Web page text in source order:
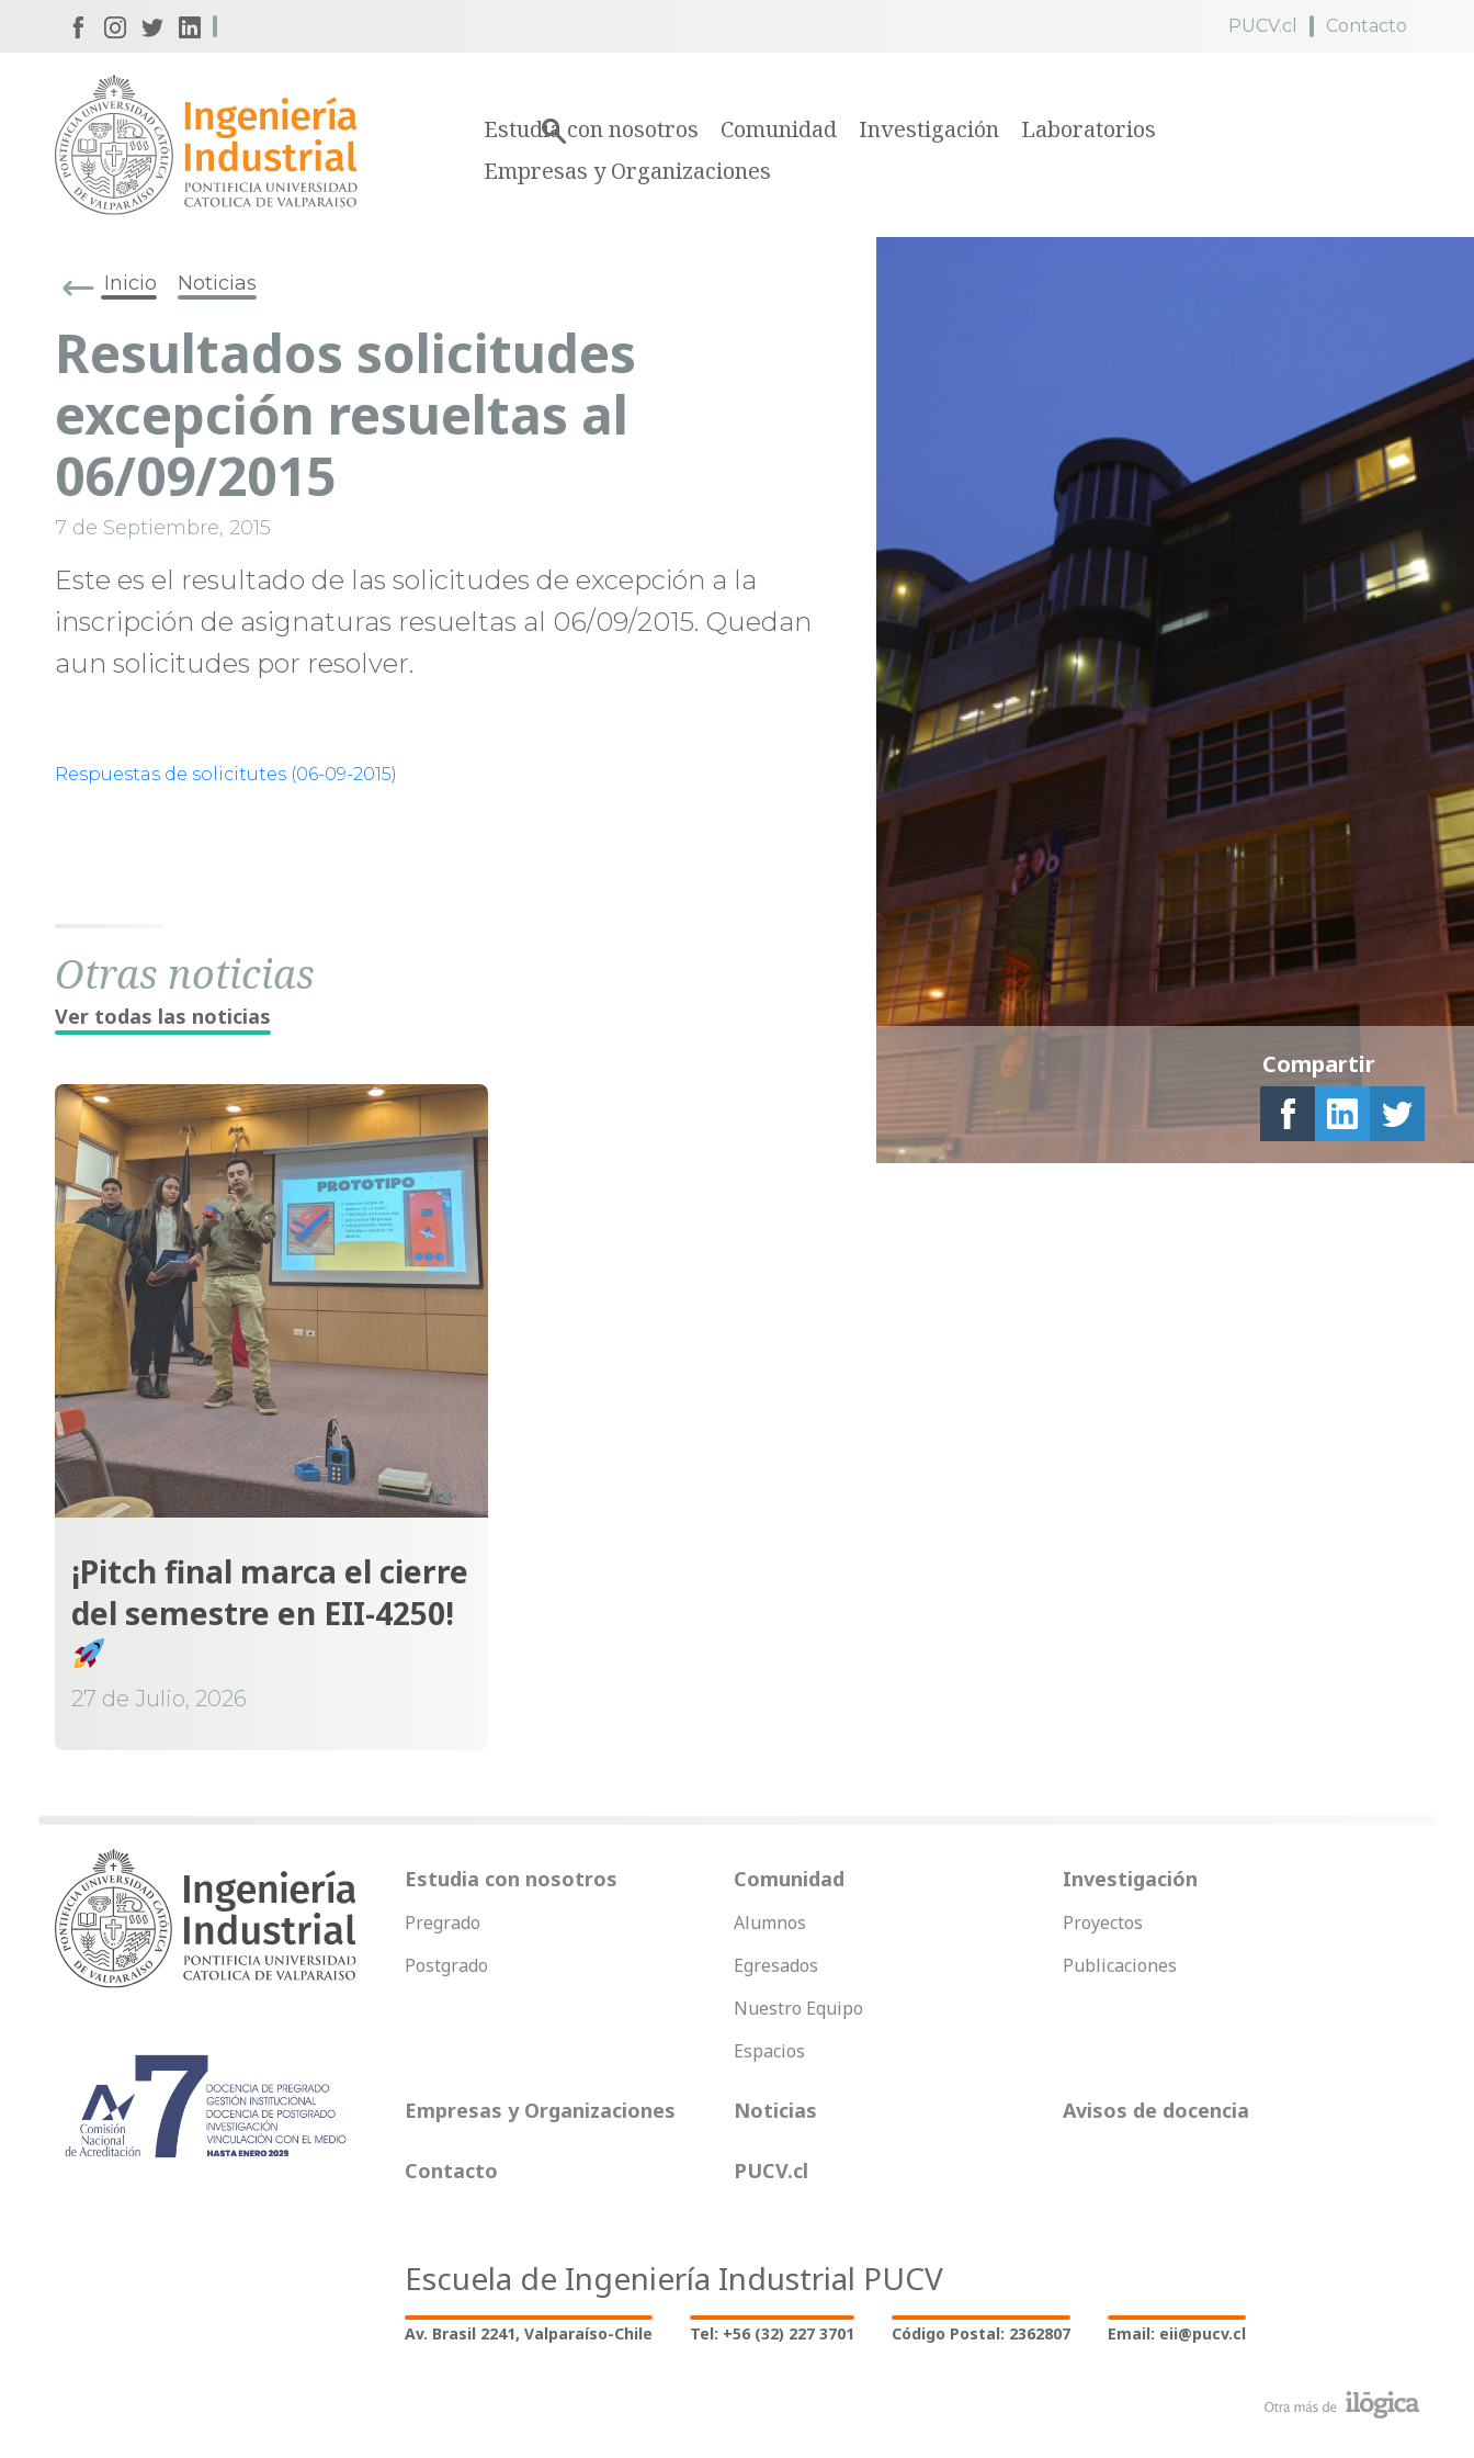
PUCV.cl Contacto
Estudia con nosotros Comunidad Investigación
Laboratorios
Empresas y Organizaciones
Inicio Noticias
Resultados solicitudes
excepción resueltas al
06/09/2015
7 de Septiembre, 2015
Este es el resultado de las solicitudes de excepción a la
inscripción de asignaturas resueltas al 06/09/2015. Quedan
aun solicitudes por resolver.
Respuestas de solicitutes (06-09-2015)
Compartir
Otras noticias
Ver todas las noticias
¡Pitch final marca el cierre
del semestre en EII-4250!
27 de Julio, 2026
Estudia con nosotros
Pregrado
Postgrado
Comunidad
Alumnos
Egresados
Nuestro Equipo
Espacios
Investigación
Proyectos
Publicaciones
Empresas y Organizaciones Noticias Avisos de docencia
Contacto PUCV.cl
Escuela de Ingeniería Industrial PUCV
Av. Brasil 2241, Valparaíso-Chile Tel: +56 (32) 227 3701 Código Postal: 2362807 Email: eii@pucv.cl